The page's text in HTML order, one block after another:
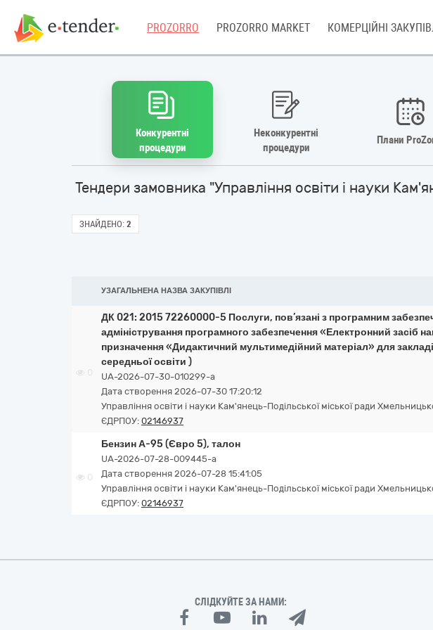
PROZORRO PROZORRO MARKET КОМЕРЦІЙНІ
Конкурентні
процедури
Неконкурентні
процедури
Плани
Тендери замовника "Управління освіти і науки
ЗНАЙДЕНО: 2
УЗАГАЛЬНЕНА НАЗВА ЗАКУПІВЛІ
ДК 021: 2015 72260000-5 Послуги, пов’язані з програмним
адміністрування програмного забезпечення «Електронний засіб
призначення «Дидактичний мультимедійний матеріал» для
середньої освіти )
UA-2026-07-30-010299-a
Дата створення 2026-07-30 17:20:12
Управління освіти і науки Кам'янець-Подільської міської ради
ЄДРПОУ: 02146937
0
Бензин А-95 (Євро 5), талон
UA-2026-07-28-009445-a
Дата створення 2026-07-28 15:41:05
Управління освіти і науки Кам'янець-Подільської міської ради
ЄДРПОУ: 02146937
СЛІДКУЙТЕ ЗА НАМИ: